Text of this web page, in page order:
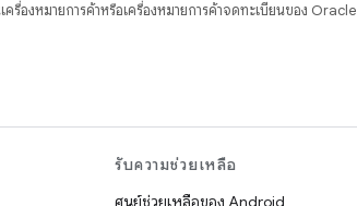
รื่องหมายการค้าหรือเครื่องหมายการค้าจดทะเบียนของ Oracle
รับความช่วยเหลือ
ศูนย์ช่วยเหลือของ Android